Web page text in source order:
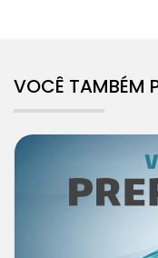
VOCÊ TAMBÉM